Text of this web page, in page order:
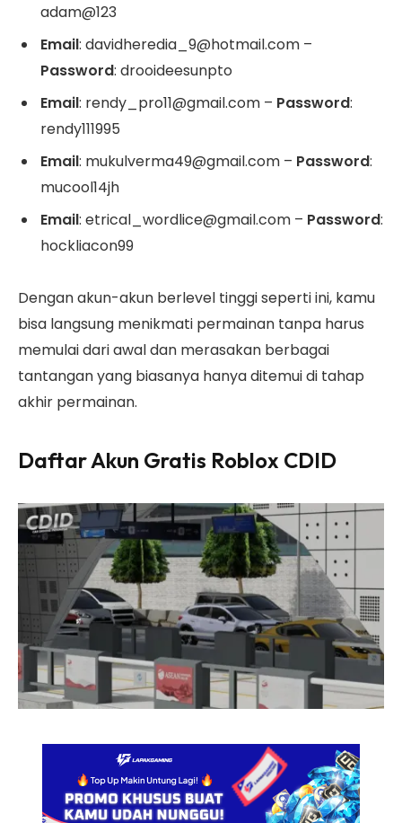
adam@123
Email: davidheredia_9@hotmail.com –
Password: drooideesunpto
Email: rendy_pro11@gmail.com – Password:
rendy111995
Email: mukulverma49@gmail.com – Password:
mucool14jh
Email: etrical_wordlice@gmail.com – Password:
hockliacon99
Dengan akun-akun berlevel tinggi seperti ini, kamu
bisa langsung menikmati permainan tanpa harus
memulai dari awal dan merasakan berbagai
tantangan yang biasanya hanya ditemui di tahap
akhir permainan.
Daftar Akun Gratis Roblox CDID